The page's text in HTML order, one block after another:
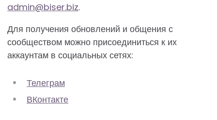
admin@biser.biz.
Для получения обновлений и общения с
сообществом можно присоединиться к их
аккаунтам в социальных сетях:
Телеграм
ВКонтакте